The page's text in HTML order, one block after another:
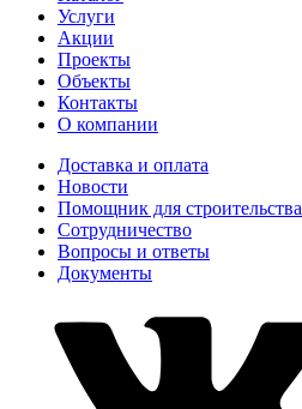
Услуги
Акции
Проекты
Объекты
Контакты
О компании
Доставка и оплата
Новости
Помощник для строительства
Сотрудничество
Вопросы и ответы
Документы